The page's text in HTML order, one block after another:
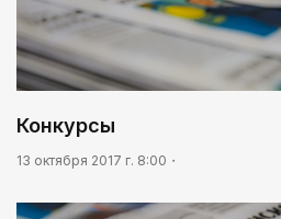
Конкурсы
13 октября 2017 г. 8:00